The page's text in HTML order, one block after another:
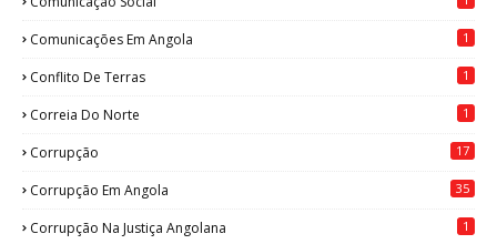
Comunicações Em Angola 1
Conflito De Terras 1
Correia Do Norte 1
Corrupção 17
Corrupção Em Angola 35
Corrupção Na Justiça Angolana 1